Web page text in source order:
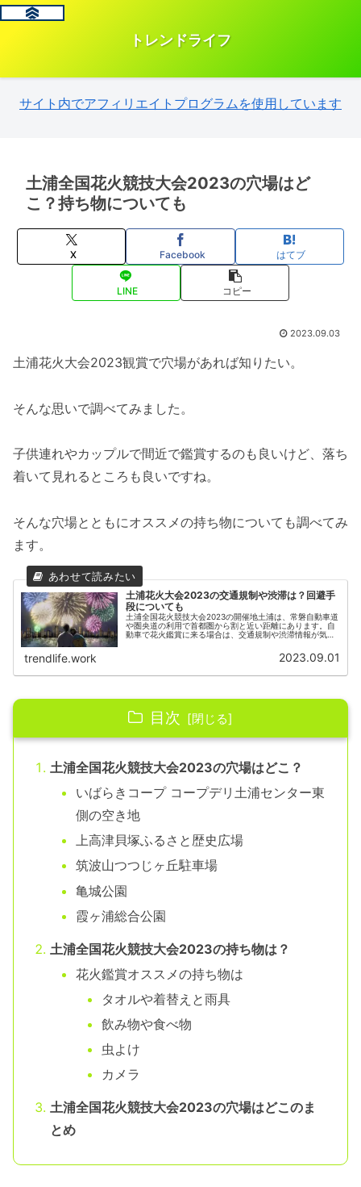
トレンドライフ
サイト内でアフィリエイトプログラムを使用しています
土浦全国花火競技大会2023の穴場はど
こ？持ち物についても
X Facebook はてブ
LINE コピー
2023.09.03
土浦花火大会2023観賞で穴場があれば知りたい。
そんな思いで調べてみました。
子供連れやカップルで間近で鑑賞するのも良いけど、落ち
着いて見れるところも良いですね。
そんな穴場とともにオススメの持ち物についても調べてみ
ます。
土浦花火大会2023の交通規制や渋滞は？回避手
段についても
土浦全国花火競技大会2023の開催地土浦は、常磐自動車道
や圏央道の利用で首都圏から割と近い距離にあります。自
動車で花火鑑賞に来る場合は、交通規制や渋滞情報が気に
trendlife.work 2023.09.01
目次
土浦全国花火競技大会2023の穴場はどこ？
いばらきコープ コープデリ土浦センター東
側の空き地
上高津貝塚ふるさと歴史広場
筑波山つつじヶ丘駐車場
亀城公園
霞ヶ浦総合公園
土浦全国花火競技大会2023の持ち物は？
花火鑑賞オススメの持ち物は
タオルや着替えと雨具
飲み物や食べ物
虫よけ
カメラ
土浦全国花火競技大会2023の穴場はどこのま
とめ